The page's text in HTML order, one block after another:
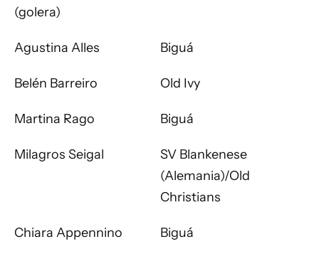
(golera)
Agustina Alles Biguá
Belén Barreiro Old Ivy
Martina Rago Biguá
Milagros Seigal
SV Blankenese
(Alemania)/Old
Christians
Chiara Appennino Biguá